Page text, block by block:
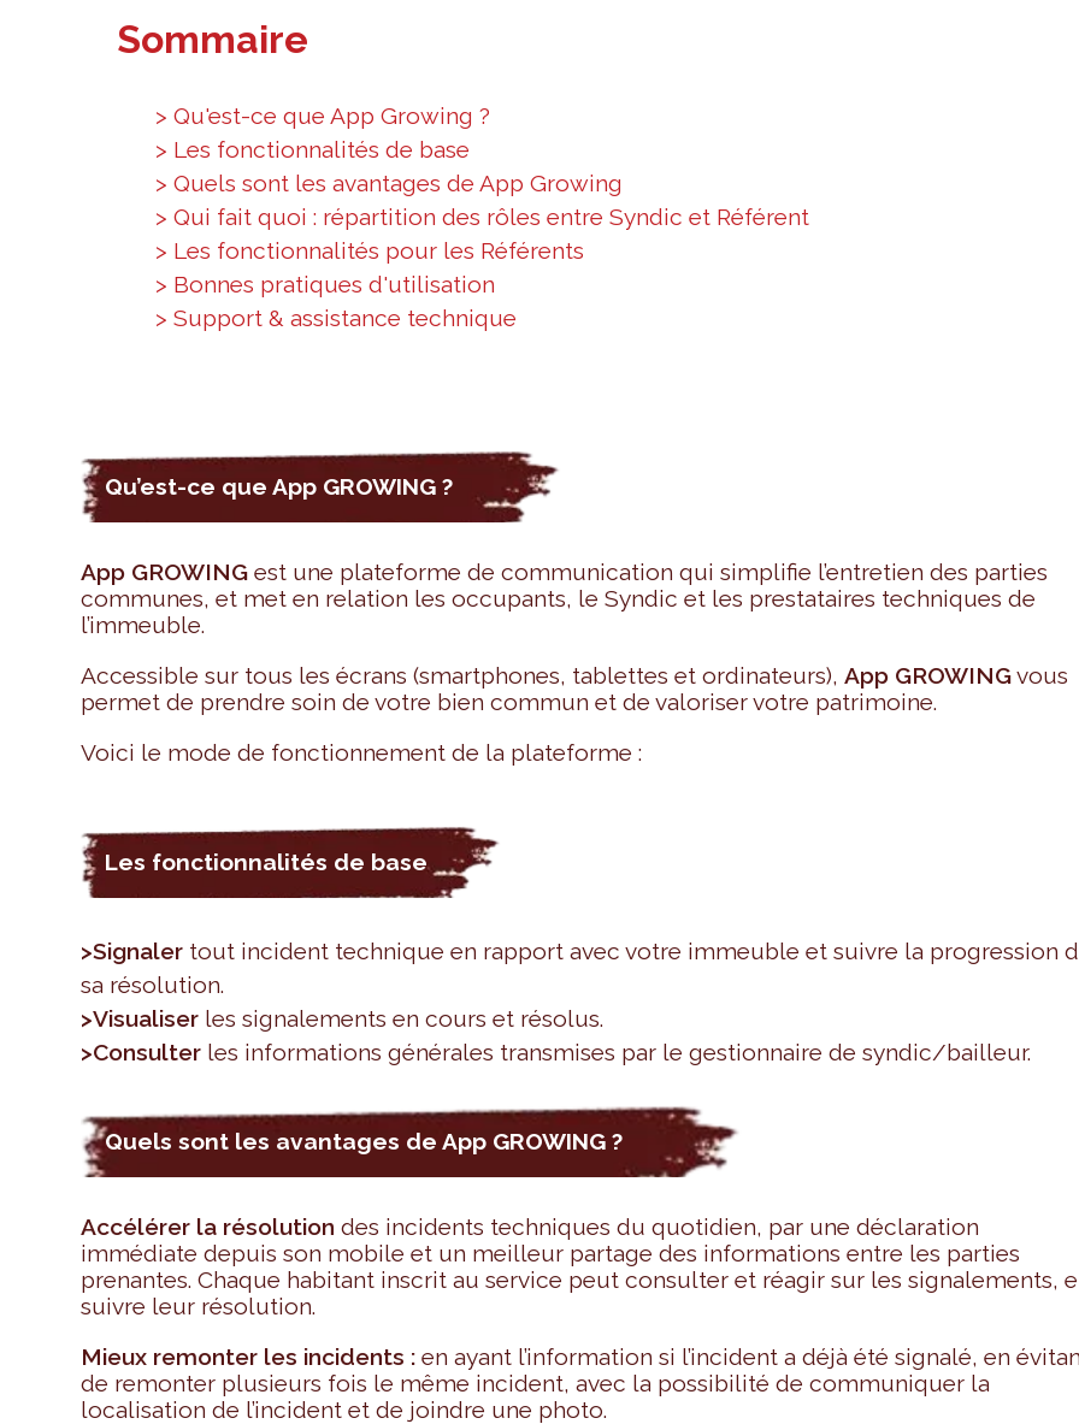
Sommaire
> Qu'est-ce que App Growing ?
> Les fonctionnalités de base
> Quels sont les avantages de App Growing
> Qui fait quoi : répartition des rôles entre Syndic et Référent
> Les fonctionnalités pour les Référents
> Bonnes pratiques d'utilisation
> Support & assistance technique
Qu’est-ce que App GROWING ?
App GROWING est une plateforme de communication qui simplifie l’entretien des parties
communes, et met en relation les occupants, le Syndic et les prestataires techniques de
l’immeuble.
Accessible sur tous les écrans (smartphones, tablettes et ordinateurs),App GROWINGvous
permet de prendre soin de votre bien commun et de valoriser votre patrimoine.
Voici le mode de fonctionnement de la plateforme :
Les fonctionnalités de base
>Signaler tout incident technique en rapport avec votre immeuble et suivre la progression
sa résolution.
>Visualiser les signalements en cours et résolus.
>Consulter les informations générales transmises par le gestionnaire de syndic/bailleur.
Quels sont les avantages de App GROWING ?
Accélérer la résolution des incidents techniques du quotidien, par une déclaration
immédiate depuis son mobile et un meilleur partage des informations entre les parties
prenantes. Chaque habitant inscrit au service peut consulter et réagir sur les signalements,
suivre leur résolution.
Mieux remonter les incidents : en ayant l’information si l’incident a déjà été signalé, en
de remonter plusieurs fois le même incident, avec la possibilité de communiquer la
localisation de l’incident et de joindre une photo.